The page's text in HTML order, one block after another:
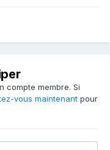
compte membre. Si
vous maintenant pour